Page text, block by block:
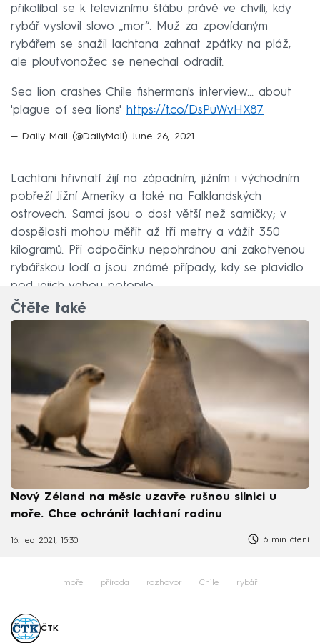
přikolíbal se k televiznímu štábu právě ve chvíli, kdy
rybář vyslovil slovo „mor“. Muž za zpovídaným
rybářem se snažil lachtana zahnat zpátky na pláž,
ale ploutvonožec se nenechal odradit.
Sea lion crashes Chile fisherman's interview... about
'plague of sea lions' https://t.co/DsPuWvHX87
— Daily Mail (@DailyMail) June 26, 2021
Lachtani hřivnatí žijí na západním, jižním i východním
pobřeží Jižní Ameriky a také na Falklandských
ostrovech. Samci jsou o dost větší než samičky; v
dospělosti mohou měřit až tři metry a vážit 350
kilogramů. Při odpočinku nepohrdnou ani zakotvenou
rybářskou lodí a jsou známé případy, kdy se plavidlo
pod jejich vahou potopilo.
Čtěte také
Nový Zéland na měsíc uzavře rušnou silnici u
moře. Chce ochránit lachtaní rodinu
16. led 2021, 15:30 6 min čtení
moře příroda rozhovor Chile rybář
ČTK